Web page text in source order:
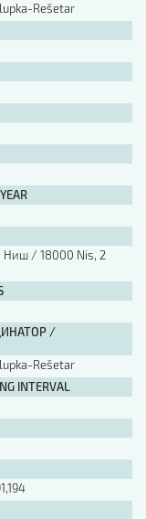
ћир]
лат]
енг]
Rešetar
Ниш / 18000 Nis, 2
/
Rešetar
INTERVAL